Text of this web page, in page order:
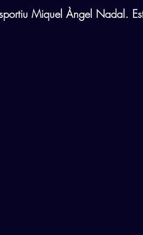
Miquel Àngel Nadal.